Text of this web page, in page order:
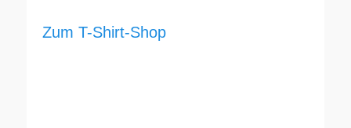
Zum T-Shirt-Shop